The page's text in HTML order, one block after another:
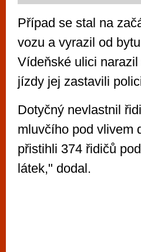
Případ se stal na
vozu a vyrazil od
Vídeňské ulici
jízdy jej zastavili
Dotyčný nevlastnil
mluvčího pod vlivem
přistihli 374 řidičů
látek," dodal.